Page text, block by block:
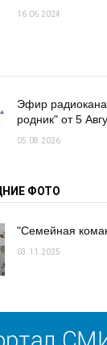
16.06.2024
Эфир
родник" от 5
05.08.2026
ФОТО
"Семейная
03.11.2025